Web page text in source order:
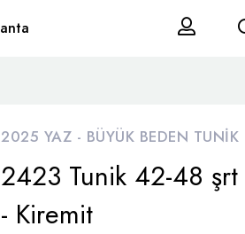
2025 YAZ - BÜYÜK BEDEN TUNIK
2423 Tunik 42-48 şrt
- Kiremit